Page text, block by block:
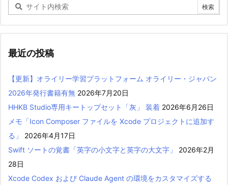
最近の投稿
【更新】オライリー学習プラットフォーム オライリー・ジャパン
2026年発行書籍有無 2026年7月20日
HHKB Studio専用キートップセット「灰」 装着 2026年6月26日
メモ「Icon Composer ファイルを Xcode プロジェクトに追加す
る」
2026年4月17日
Swift ソートの覚書「英字の小文字と英字の大文字」
2026年2月
28日
Xcode Codex および Claude Agent の環境をカスタマイズする